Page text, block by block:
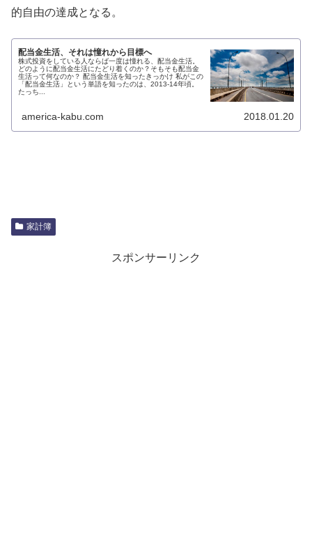
的自由の達成となる。
配当金生活、それは憧れから目標へ
株式投資をしている人ならば一度は憧れる、配当金生活。
どのように配当金生活にたどり着くのか？そもそも配当金
生活って何なのか？ 配当金生活を知ったきっかけ 私がこの
「配当金生活」という単語を知ったのは、2013-14年頃。
たっち...
america-kabu.com 2018.01.20
家計簿
スポンサーリンク